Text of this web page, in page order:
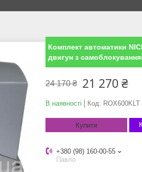
Комплект автоматики
двигун з
24 170 ₴ 21 270 ₴
В наявності Код: ROX600KLT
Купити
+380 (98) 160-00-55
Павло